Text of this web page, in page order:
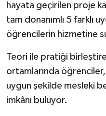
hayata geçirilen proje
tam donanımlı 5 farklı
öğrencilerin hizmetine
Teori ile pratiği
ortamlarında
uygun şekilde mesleki
imkânı buluyor.
MAGAZİN
Politika
Resmi İlan
Röportaj